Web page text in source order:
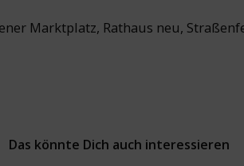
Marktplatz, Rathaus neu,
Das könnte Dich auch interessieren